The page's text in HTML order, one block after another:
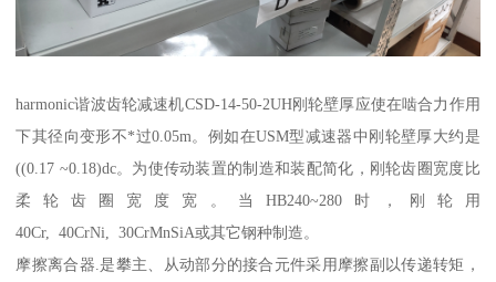
harmonic谐波齿轮减速机CSD-14-50-2UH刚轮壁厚应使在啮合力作用
下其径向变形不*过0.05m。例如在USM型减速器中刚轮壁厚大约是
((0.17 ~0.18)dc。为使传动装置的制造和装配简化，刚轮齿圈宽度比
柔轮齿圈宽度宽。当HB240~280时，刚轮用
40Cr, 40CrNi, 30CrMnSiA或其它钢种制造。
摩擦离合器.是攀主、从动部分的接合元件采用摩擦副以传递转矩，